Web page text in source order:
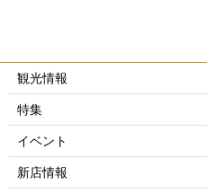
観光情報
特集
イベント
新店情報